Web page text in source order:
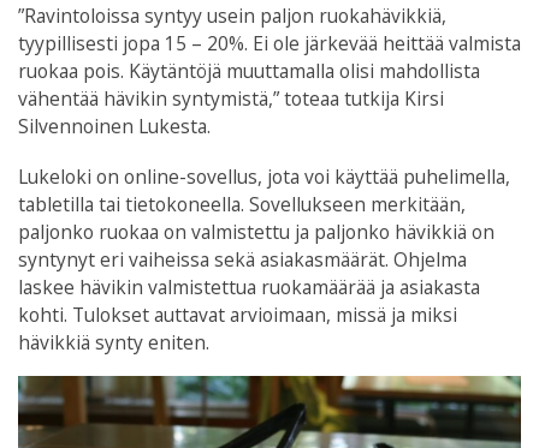
”Ravintoloissa syntyy usein paljon ruokahävikkiä,
tyypillisesti jopa 15 – 20%. Ei ole järkevää heittää valmista
ruokaa pois. Käytäntöjä muuttamalla olisi mahdollista
vähentää hävikin syntymistä,” toteaa tutkija Kirsi
Silvennoinen Lukesta.
Lukeloki on online-sovellus, jota voi käyttää puhelimella,
tabletilla tai tietokoneella. Sovellukseen merkitään,
paljonko ruokaa on valmistettu ja paljonko hävikkiä on
syntynyt eri vaiheissa sekä asiakasmäärät. Ohjelma
laskee hävikin valmistettua ruokamäärää ja asiakasta
kohti. Tulokset auttavat arvioimaan, missä ja miksi
hävikkiä synty eniten.